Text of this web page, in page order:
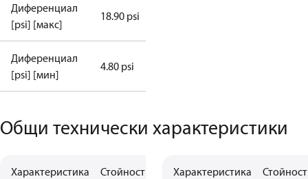
Диференциал
[psi] [макс]
18.90 psi
Диференциал
[psi] [мин]
4.80 psi
Общи технически характеристики
Характеристика Стойност Характеристика Стойност